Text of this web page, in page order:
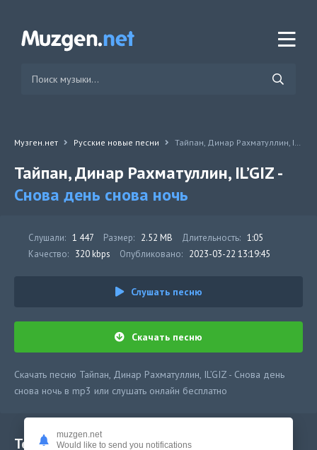
Музген.нет Русские новые песни Тайпан, Динар Рахматуллин, IL’GIZ - Снова день снова ночь
Тайпан, Динар Рахматуллин, IL’GIZ -
Снова день снова ночь
Слушали: 1 447 Размер: 2.52 MB Длительность: 1:05
Качество: 320 kbps Опубликовано: 2023-03-22 13:19:45
Слушать песню
Скачать песню
Скачать песню Тайпан, Динар Рахматуллин, IL’GIZ - Снова день
снова ночь в mp3 или слушать онлайн бесплатно
Текст песни
muzgen.net
Would like to send you notifications